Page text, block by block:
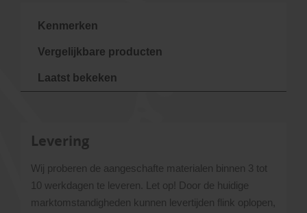
Kenmerken
Vergelijkbare producten
Laatst bekeken
Levering
Wij proberen de aangeschafte materialen binnen 3 tot
10 werkdagen te leveren. Let op! Door de huidige
marktomstandigheden kunnen levertijden flink oplopen,